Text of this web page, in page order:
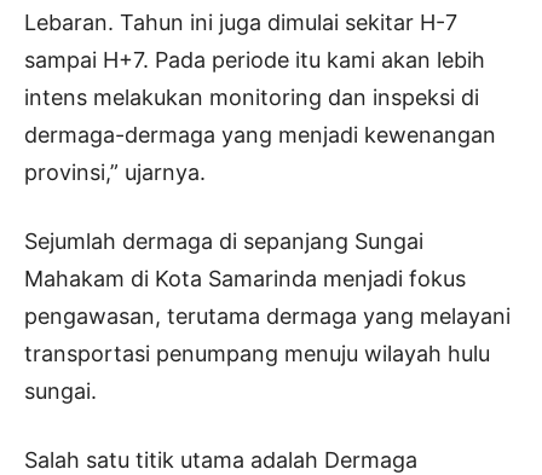
Lebaran. Tahun ini juga dimulai sekitar H-7
sampai H+7. Pada periode itu kami akan lebih
intens melakukan monitoring dan inspeksi di
dermaga-dermaga yang menjadi kewenangan
provinsi,” ujarnya.
Sejumlah dermaga di sepanjang Sungai
Mahakam di Kota Samarinda menjadi fokus
pengawasan, terutama dermaga yang melayani
transportasi penumpang menuju wilayah hulu
sungai.
Salah satu titik utama adalah Dermaga